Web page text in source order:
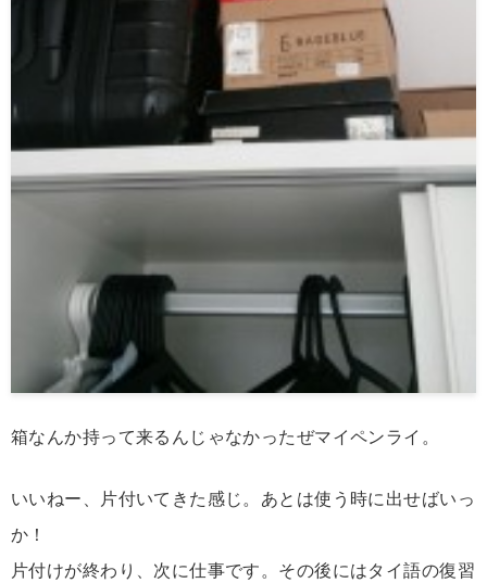
箱なんか持って来るんじゃなかったぜマイペンライ。
いいねー、片付いてきた感じ。あとは使う時に出せばいっ
か！
片付けが終わり、次に仕事です。その後にはタイ語の復習